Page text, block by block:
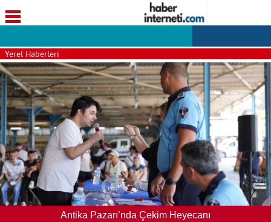
Yerel Haberleri
Antika Pazarı’nda Çekim Heyecanı